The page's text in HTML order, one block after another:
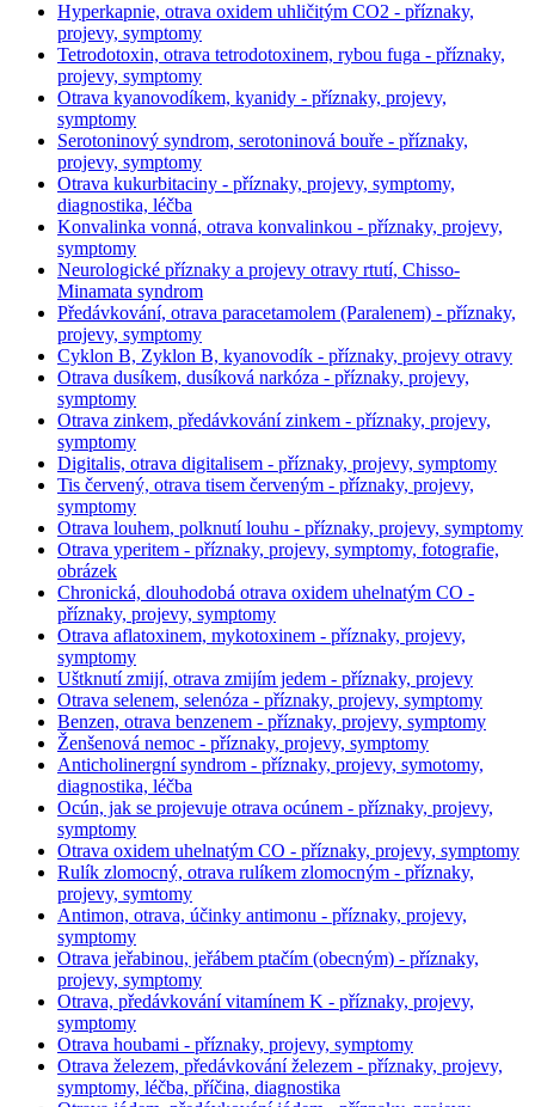
Hyperkapnie, otrava oxidem uhličitým CO2 - příznaky,
projevy, symptomy
Tetrodotoxin, otrava tetrodotoxinem, rybou fuga - příznaky,
projevy, symptomy
Otrava kyanovodíkem, kyanidy - příznaky, projevy,
symptomy
Serotoninový syndrom, serotoninová bouře - příznaky,
projevy, symptomy
Otrava kukurbitaciny - příznaky, projevy, symptomy,
diagnostika, léčba
Konvalinka vonná, otrava konvalinkou - příznaky, projevy,
symptomy
Neurologické příznaky a projevy otravy rtutí, Chisso-
Minamata syndrom
Předávkování, otrava paracetamolem (Paralenem) - příznaky,
projevy, symptomy
Cyklon B, Zyklon B, kyanovodík - příznaky, projevy otravy
Otrava dusíkem, dusíková narkóza - příznaky, projevy,
symptomy
Otrava zinkem, předávkování zinkem - příznaky, projevy,
symptomy
Digitalis, otrava digitalisem - příznaky, projevy, symptomy
Tis červený, otrava tisem červeným - příznaky, projevy,
symptomy
Otrava louhem, polknutí louhu - příznaky, projevy, symptomy
Otrava yperitem - příznaky, projevy, symptomy, fotografie,
obrázek
Chronická, dlouhodobá otrava oxidem uhelnatým CO -
příznaky, projevy, symptomy
Otrava aflatoxinem, mykotoxinem - příznaky, projevy,
symptomy
Uštknutí zmijí, otrava zmijím jedem - příznaky, projevy
Otrava selenem, selenóza - příznaky, projevy, symptomy
Benzen, otrava benzenem - příznaky, projevy, symptomy
Ženšenová nemoc - příznaky, projevy, symptomy
Anticholinergní syndrom - příznaky, projevy, symotomy,
diagnostika, léčba
Ocún, jak se projevuje otrava ocúnem - příznaky, projevy,
symptomy
Otrava oxidem uhelnatým CO - příznaky, projevy, symptomy
Rulík zlomocný, otrava rulíkem zlomocným - příznaky,
projevy, symtomy
Antimon, otrava, účinky antimonu - příznaky, projevy,
symptomy
Otrava jeřabinou, jeřábem ptačím (obecným) - příznaky,
projevy, symptomy
Otrava, předávkování vitamínem K - příznaky, projevy,
symptomy
Otrava houbami - příznaky, projevy, symptomy
Otrava železem, předávkování železem - příznaky, projevy,
symptomy, léčba, příčina, diagnostika